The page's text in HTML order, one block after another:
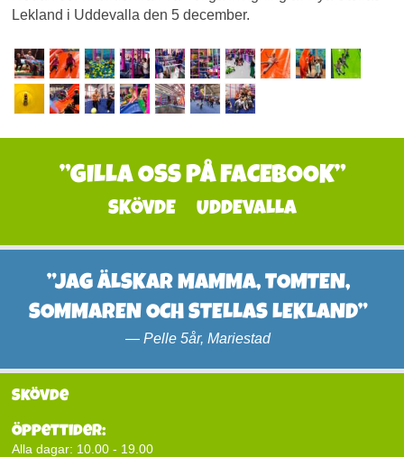
Lekland i Uddevalla den 5 december.
”GILLA OSS PÅ FACEBOOK”
SKÖVDE UDDEVALLA
”JAG ÄLSKAR MAMMA, TOMTEN,
SOMMAREN OCH STELLAS LEKLAND”
— Pelle 5år, Mariestad
Skövde
Öppettider:
Alla dagar: 10.00 - 19.00